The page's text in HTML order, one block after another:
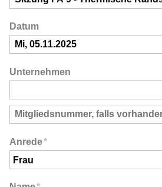
Datum
Unternehmen
Anrede*